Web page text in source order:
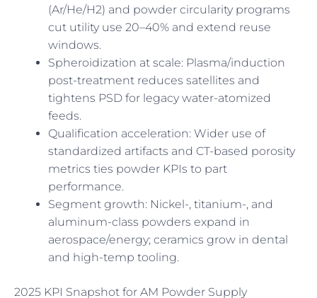
(Ar/He/H2) and powder circularity programs
cut utility use 20–40% and extend reuse
windows.
Spheroidization at scale: Plasma/induction
post-treatment reduces satellites and
tightens PSD for legacy water-atomized
feeds.
Qualification acceleration: Wider use of
standardized artifacts and CT-based porosity
metrics ties powder KPIs to part
performance.
Segment growth: Nickel-, titanium-, and
aluminum-class powders expand in
aerospace/energy; ceramics grow in dental
and high-temp tooling.
2025 KPI Snapshot for AM Powder Supply